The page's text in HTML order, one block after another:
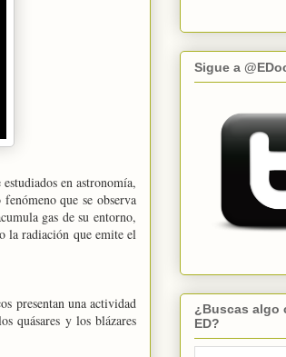
en astronomía,
que se observa
gas de su entorno,
la radiación que emite el
presentan una actividad
quásares y los blázares
Sigue a
¿Buscas algo
ED?